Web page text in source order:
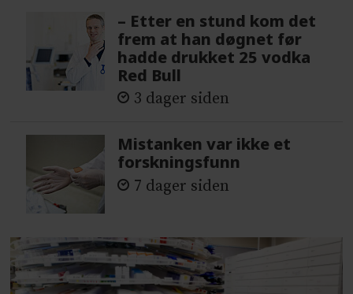
– Etter en stund kom det
frem at han døgnet før
hadde drukket 25 vodka
Red Bull
3 dager siden
Mistanken var ikke et
forskningsfunn
7 dager siden